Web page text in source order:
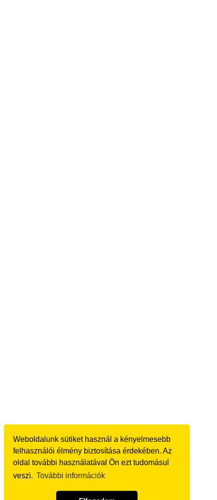
Weboldalunk sütiket használ a kényelmesebb
felhasználói élmény biztosítása érdekében. Az
oldal további használatával Ön ezt tudomásul
veszi. További információk